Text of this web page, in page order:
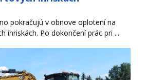
pokračujú v obnove oplotení na
ihriskách. Po dokončení prác pri ...